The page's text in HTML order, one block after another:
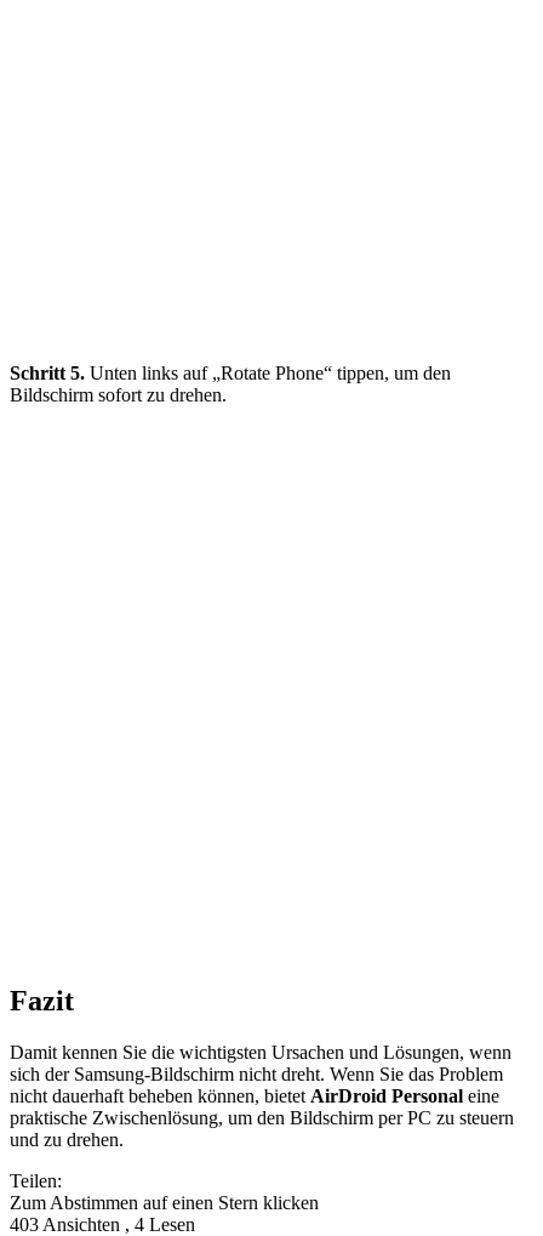
Schritt 5. Unten links auf „Rotate Phone“ tippen, um den
Bildschirm sofort zu drehen.
Fazit
Damit kennen Sie die wichtigsten Ursachen und Lösungen, wenn
sich der Samsung‑Bildschirm nicht dreht. Wenn Sie das Problem
nicht dauerhaft beheben können, bietet AirDroid Personal eine
praktische Zwischenlösung, um den Bildschirm per PC zu steuern
und zu drehen.
Teilen:
Zum Abstimmen auf einen Stern klicken
403 Ansichten , 4 Lesen